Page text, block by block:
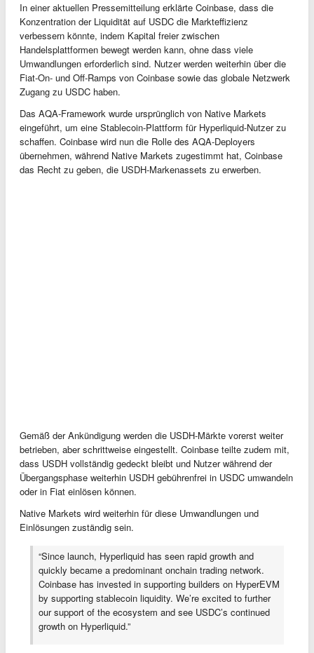
In einer aktuellen Pressemitteilung erklärte Coinbase, dass die
Konzentration der Liquidität auf USDC die Markteffizienz
verbessern könnte, indem Kapital freier zwischen
Handelsplattformen bewegt werden kann, ohne dass viele
Umwandlungen erforderlich sind. Nutzer werden weiterhin über die
Fiat-On- und Off-Ramps von Coinbase sowie das globale Netzwerk
Zugang zu USDC haben.
Das AQA-Framework wurde ursprünglich von Native Markets
eingeführt, um eine Stablecoin-Plattform für Hyperliquid-Nutzer zu
schaffen. Coinbase wird nun die Rolle des AQA-Deployers
übernehmen, während Native Markets zugestimmt hat, Coinbase
das Recht zu geben, die USDH-Markenassets zu erwerben.
Gemäß der Ankündigung werden die USDH-Märkte vorerst weiter
betrieben, aber schrittweise eingestellt. Coinbase teilte zudem mit,
dass USDH vollständig gedeckt bleibt und Nutzer während der
Übergangsphase weiterhin USDH gebührenfrei in USDC umwandeln
oder in Fiat einlösen können.
Native Markets wird weiterhin für diese Umwandlungen und
Einlösungen zuständig sein.
“Since launch, Hyperliquid has seen rapid growth and
quickly became a predominant onchain trading network.
Coinbase has invested in supporting builders on HyperEVM
by supporting stablecoin liquidity. We’re excited to further
our support of the ecosystem and see USDC’s continued
growth on Hyperliquid.”